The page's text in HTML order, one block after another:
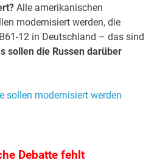
Alle amerikanischen
modernisiert werden, die
12 in Deutschland – das sind
sollen die Russen darüber
Debatte fehlt